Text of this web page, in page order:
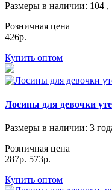
Размеры в наличии: 104 ,
Розничная цена
426р.
Купить оптом
Лосины для девочки
Размеры в наличии: 3
Розничная цена
287р. 573р.
Купить оптом